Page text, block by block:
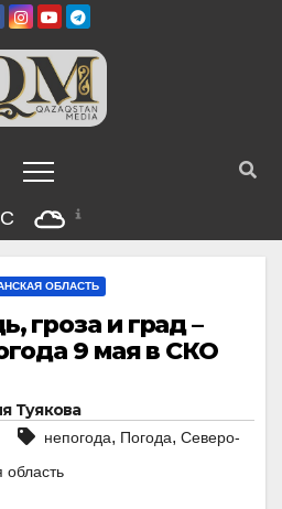
ОБЛАСТЬ
гроза и град –
9 мая в СКО
Туякова
непогода, Погода, Северо-
область